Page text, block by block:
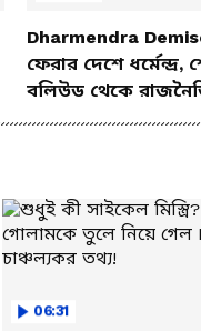
Dharmendra
ফেরার দেশে ধর্মেন্দ্র,
বলিউড থেকে
06:31